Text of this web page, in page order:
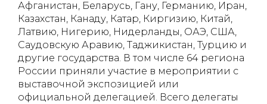
Афганистан, Беларусь, Гану, Германию, Иран,
Казахстан, Канаду, Катар, Киргизию, Китай,
Латвию, Нигерию, Нидерланды, ОАЭ, США,
Саудовскую Аравию, Таджикистан, Турцию и
другие государства. В том числе 64 региона
России приняли участие в мероприятии с
выставочной экспозицией или
официальной делегацией. Всего делегаты